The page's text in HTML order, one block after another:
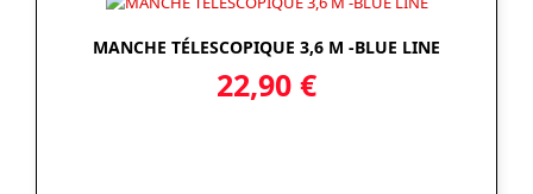
MANCHE TÉLESCOPIQUE 3,6 M -BLUE LINE
22,90 €